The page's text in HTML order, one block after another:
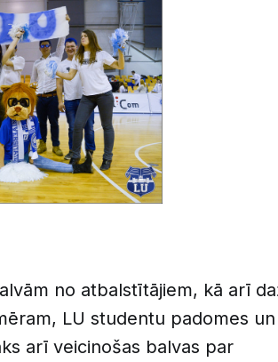
no atbalstītājiem, kā arī
LU studentu padomes un
arī veicinošas balvas par